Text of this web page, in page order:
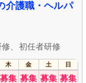
介護職・ヘルパ
、初任者研修
木 金 土 日
募集 募集 募集 募集